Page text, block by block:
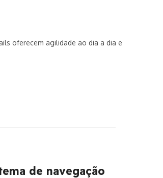
oferecem agilidade ao dia a dia e
de navegação